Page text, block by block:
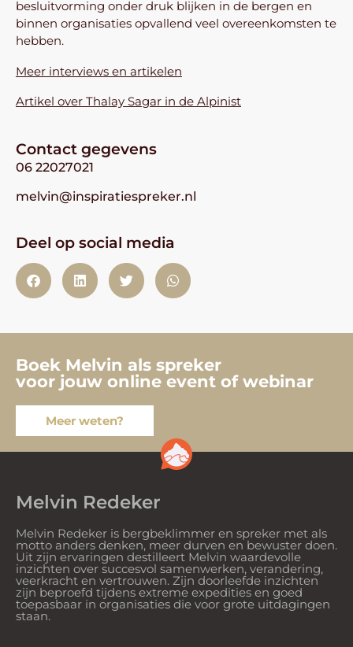
besluitvorming onder druk blijken in de bergen en
binnen organisaties opvallend veel overeenkomsten te
hebben.
Meer interviews en artikelen
Artikel over Thalay Sagar in de Alpinist
Contact gegevens
06 22027021
melvin@inspiratiespreker.nl
Deel op social media
Boek Melvin als spreker
voor jouw online event of webinar
Meer weten?
Melvin Redeker
Melvin Redeker is bergbeklimmer en spreker met als
motto anders denken, meer durven en bewuster doen.
Uit zijn ervaringen destilleert Melvin waardevolle
inzichten over succesvol samenwerken, verandering,
veerkracht en vertrouwen. Zijn doorleefde inzichten
zijn beproefd tijdens extreme expedities en goed
toepasbaar in organisaties die voor grote uitdagingen
staan.